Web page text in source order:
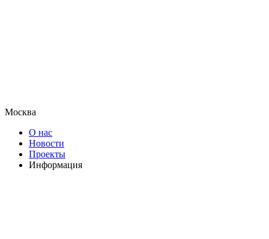
Москва
О нас
Новости
Проекты
Информация